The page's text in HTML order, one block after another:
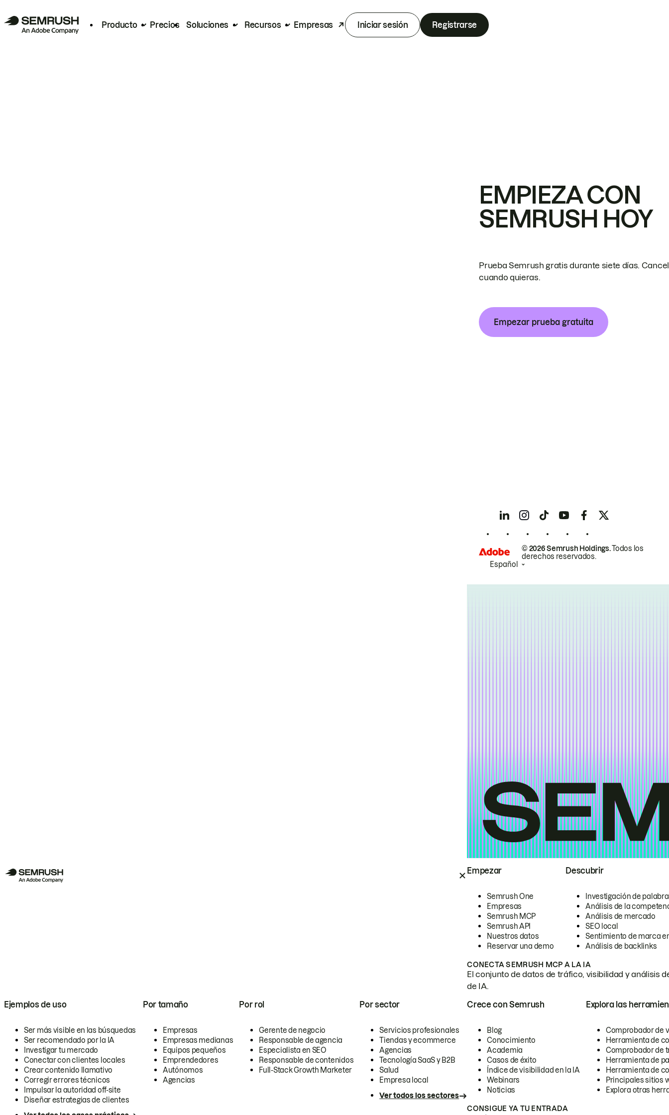
Producto Precios Soluciones Recursos Empresas Iniciar sesión Registrarse
Empezar
Semrush One
Empresas
Semrush MCP
Semrush API
Nuestros datos
Reservar una demo
Descubrir
Investigación de
Análisis de la
Análisis de mercado
SEO local
Sentimiento de marca
Análisis de backlinks
CONECTA SEMRUSH MCP A LA IA
El conjunto de datos de tráfico, visibilidad y análisis
de IA.
Ejemplos de uso
Ser más visible en las búsquedas
Ser recomendado por la IA
Investigar tu mercado
Conectar con clientes locales
Crear contenido llamativo
Corregir errores técnicos
Impulsar la autoridad off-site
Diseñar estrategias de clientes
Por tamaño
Empresas
Empresas medianas
Equipos pequeños
Emprendedores
Autónomos
Agencias
Por rol
Gerente de negocio
Responsable de agencia
Especialista en SEO
Responsable de contenidos
Full-Stack Growth Marketer
Por sector
Servicios profesionales
Tiendas y ecommerce
Agencias
Tecnología SaaS y B2B
Salud
Empresa local
Ver todos los sectores
Crece con Semrush
Blog
Conocimiento
Academia
Casos de éxito
Índice de visibilidad en la IA
Webinars
Noticias
Explora las
Comprobador de
Herramienta de
Comprobador de
Herramienta de
Herramienta de
Principales sitios
Explora otras
CONSIGUE YA TU ENTRADA
EMPIEZA CON
SEMRUSH HOY
Prueba Semrush gratis durante siete días.
cuando quieras.
Empezar prueba gratuita
© 2026 Semrush Holdings.Todos los
derechos reservados.
Español